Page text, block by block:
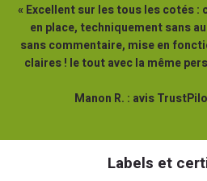
« Excellent sur les tous les cotés
en place, techniquement sans
sans commentaire, mise en
claires ! le tout avec la même
Manon R. : avis
Labels et